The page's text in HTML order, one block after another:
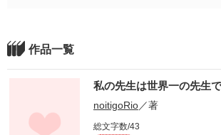
作品一覧
私の先生は世界一の先生で
noitigoRio／著
総文字数/43